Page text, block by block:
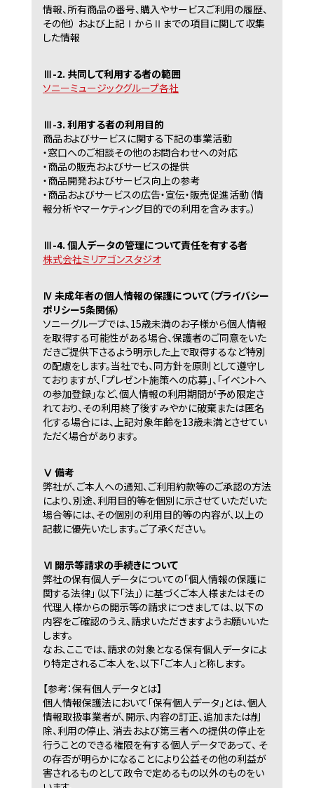
情報、所有商品の番号、購入やサービスご利用の履歴、
その他） および上記ⅠからⅡまでの項目に関して収集
した情報
Ⅲ-2. 共同して利用する者の範囲
ソニーミュージックグループ各社
Ⅲ-3. 利用する者の利用目的
商品およびサービスに関する下記の事業活動
・窓口へのご相談その他のお問合わせへの対応
・商品の販売およびサービスの提供
・商品開発およびサービス向上の参考
・商品およびサービスの広告・宣伝・販売促進活動（情
報分析やマーケティング目的での利用を含みます。）
Ⅲ-4. 個人データの管理について責任を有する者
株式会社ミリアゴンスタジオ
Ⅳ 未成年者の個人情報の保護について（プライバシー
ポリシー5条関係）
ソニーグループでは、15歳未満のお子様から個人情報
を取得する可能性がある場合、保護者のご同意をいた
だきご提供下さるよう明示した上で取得するなど特別
の配慮をします。当社でも、同方針を原則として遵守し
ておりますが、「プレゼント施策への応募」、「イベントへ
の参加登録」など、個人情報の利用期間が予め限定さ
れており、その利用終了後すみやかに破棄または匿名
化する場合には、上記対象年齢を13歳未満とさせてい
ただく場合があります。
Ⅴ 備考
弊社が、ご本人への通知、ご利用約款等のご承認の方法
により、別途、利用目的等を個別に示させていただいた
場合等には、その個別の利用目的等の内容が、以上の
記載に優先いたします。ご了承ください。
Ⅵ 開示等請求の手続きについて
弊社の保有個人データについての「個人情報の保護に
関する法律」（以下「法」）に基づくご本人様またはその
代理人様からの開示等の請求につきましては、以下の
内容をご確認のうえ、請求いただきますようお願いいた
します。
なお、ここでは、請求の対象となる保有個人データによ
り特定されるご本人を、以下「ご本人」と称します。
【参考：保有個人データとは】
個人情報保護法において「保有個人データ」とは、個人
情報取扱事業者が、開示、内容の訂正、追加または削
除、利用の停止、 消去および第三者への提供の停止を
行うことのできる権限を有する個人データであって、 そ
の存否が明らかになることにより公益その他の利益が
害されるものとして政令で定めるもの以外のものをい